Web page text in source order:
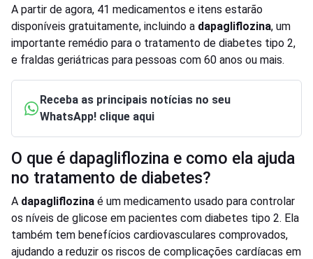
A partir de agora, 41 medicamentos e itens estarão
disponíveis gratuitamente, incluindo a dapagliflozina, um
importante remédio para o tratamento de diabetes tipo 2,
e fraldas geriátricas para pessoas com 60 anos ou mais.
Receba as principais notícias no seu
WhatsApp! clique aqui
O que é dapagliflozina e como ela ajuda
no tratamento de diabetes?
A dapagliflozina é um medicamento usado para controlar
os níveis de glicose em pacientes com diabetes tipo 2. Ela
também tem benefícios cardiovasculares comprovados,
ajudando a reduzir os riscos de complicações cardíacas em